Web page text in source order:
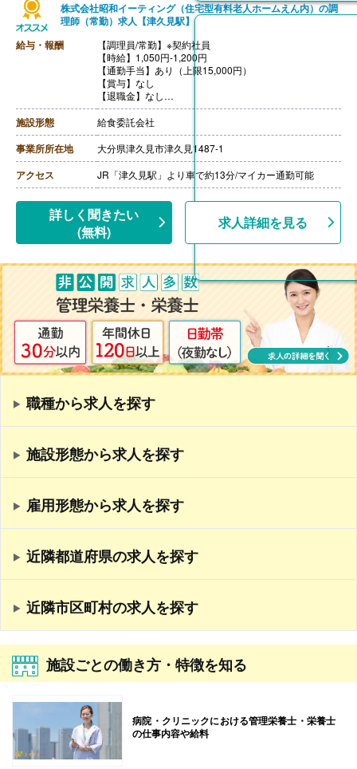
株式会社昭和イーティング（住宅型有料老人ホームえん内）の調
理師（常勤）求人【津久見駅】
給与・報酬
【調理員/常勤】※契約社員
【時給】1,050円-1,200円
【通勤手当】あり（上限15,000円）
【賞与】なし
【退職金】なし
【昇給】本人実績による
施設形態 給食委託会社
事業所所在地 大分県津久見市津久見1487-1
アクセス JR「津久見駅」より車で約13分/マイカー通勤可能
詳しく聞きたい
(無料)
求人詳細を見る
職種から求人を探す
施設形態から求人を探す
雇用形態から求人を探す
近隣都道府県の求人を探す
近隣市区町村の求人を探す
施設ごとの働き方・特徴を知る
病院・クリニックにおける管理栄養士・栄養士
の仕事内容や給料